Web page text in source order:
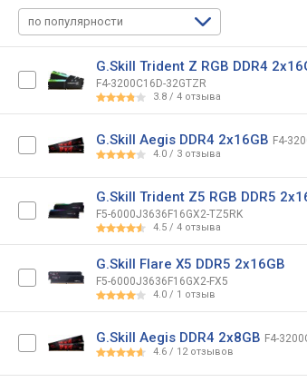
по популярности
G.Skill Trident Z RGB DDR4
F4-3200C16D-32GTZR
3.8 / 4 отзыва
G.Skill Aegis DDR4 2x16GB F4-
4.0 / 3 отзыва
G.Skill Trident Z5 RGB DDR5
F5-6000J3636F16GX2-TZ5RK
4.5 / 4 отзыва
G.Skill Flare X5 DDR5 2x16GB
F5-6000J3636F16GX2-FX5
4.0 / 1 отзыв
G.Skill Aegis DDR4 2x8GB F4-
4.6 / 12 отзывов